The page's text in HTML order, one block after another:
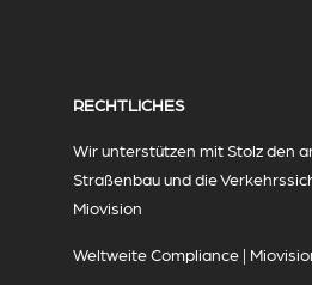
RECHTLICHES
Wir unterstützen mit Stolz den
Straßenbau und die
Miovision
Weltweite Compliance |